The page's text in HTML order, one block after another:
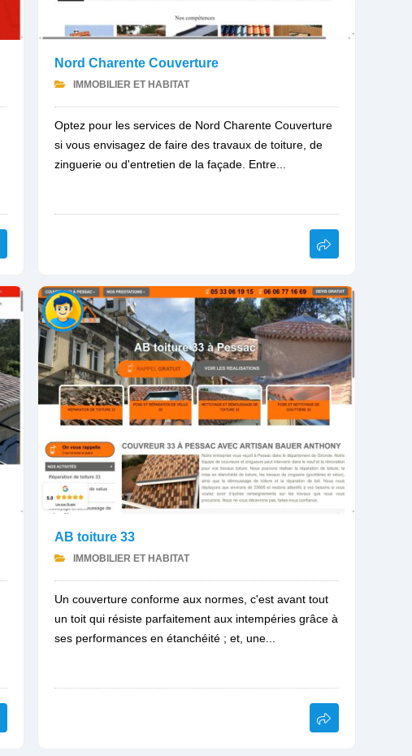
Nord Charente Couverture
IMMOBILIER ET HABITAT
Optez pour les services de Nord Charente Couverture
si vous envisagez de faire des travaux de toiture, de
zinguerie ou d'entretien de la façade. Entre...
AB toiture 33
IMMOBILIER ET HABITAT
Un couverture conforme aux normes, c'est avant tout
un toit qui résiste parfaitement aux intempéries grâce à
ses performances en étanchéité ; et, une...